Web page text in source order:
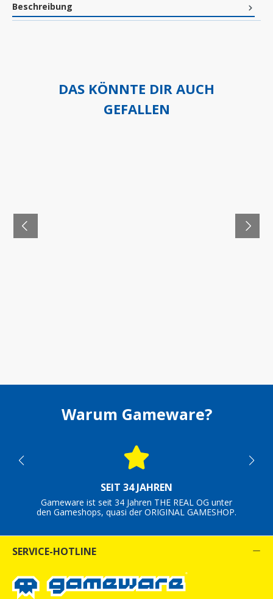
Beschreibung
DAS KÖNNTE DIR AUCH
GEFALLEN
Warum Gameware?
SEIT 34 JAHREN
Gameware ist seit 34 Jahren THE REAL OG unter
den Gameshops, quasi der ORIGINAL GAMESHOP.
SERVICE-HOTLINE